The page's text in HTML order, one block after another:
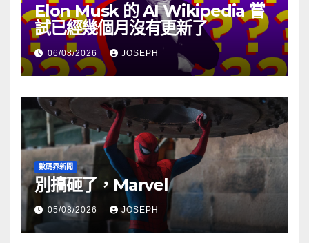
Elon Musk 的 AI Wikipedia 嘗
試已經幾個月沒有更新了
06/08/2026 JOSEPH
數碼界新聞
別搞砸了，Marvel
05/08/2026 JOSEPH